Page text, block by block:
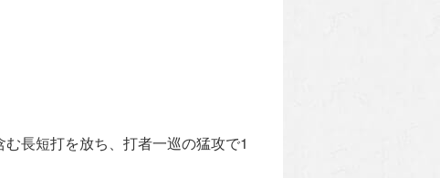
長短打を放ち、打者一巡の猛攻で1